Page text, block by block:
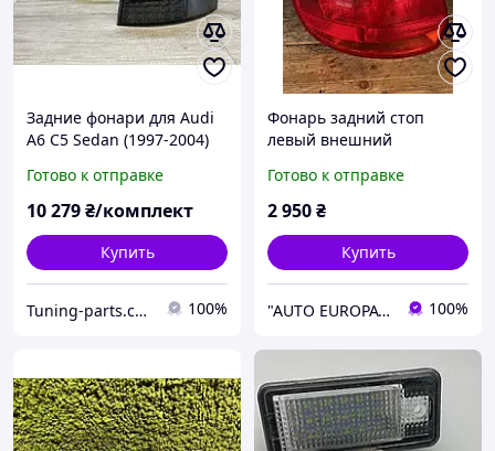
Задние фонари для Audi
A6 C5 Sedan (1997-2004)
(ЦЕНА ЗА ПАРУ)
Готово к отправке
10 279₴/комплект
Купить
Tuning-parts.com.ua 100%
Фонарь задний стоп
левый внешний
2012 кузов 8P4945095G
Готово к отправке
2 950₴
Купить
"AUTO EUROPA" — автозапчасти из Италии для Renault, Peugeot, Fiat, Citroën 100%